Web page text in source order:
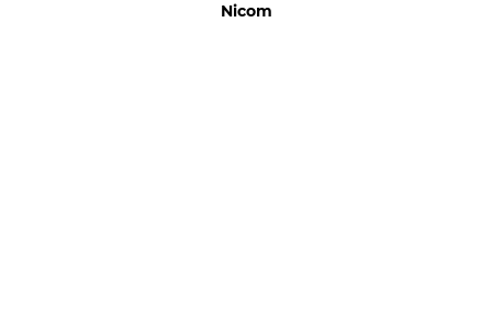
Nicom